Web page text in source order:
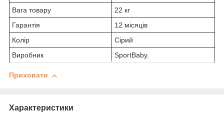
Вага товару
22 кг
Гарантія
12 місяців
Колір
Сірий
Виробник
SportBaby.
Приховати
Характеристики